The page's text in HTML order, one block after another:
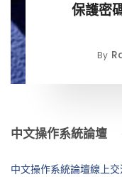
保護密
By
中文操作系統論壇
中文操作系統論壇線上